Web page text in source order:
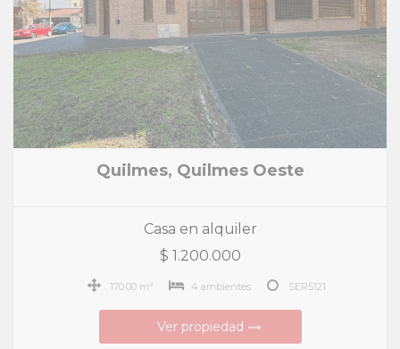
Quilmes, Quilmes Oeste
Casa en alquiler
$ 1.200.000
170.00 m² 4 ambientes SER5121
Ver propiedad